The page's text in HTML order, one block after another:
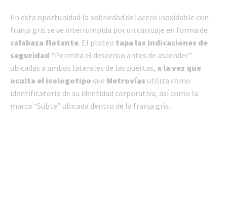
En esta oportunidad la sobriedad del acero inoxidable con
franja gris se ve interrumpida por un carruaje en forma de
calabaza flotante. El ploteo tapa las indicaciones de
seguridad “Permita el descenso antes de ascender”
ubicadas a ambos laterales de las puertas, a la vez que
oculta el isologotipo que Metrovías utiliza como
identificatorio de su identidad corporativa, así como la
marca “Subte” ubicada dentro de la franja gris.